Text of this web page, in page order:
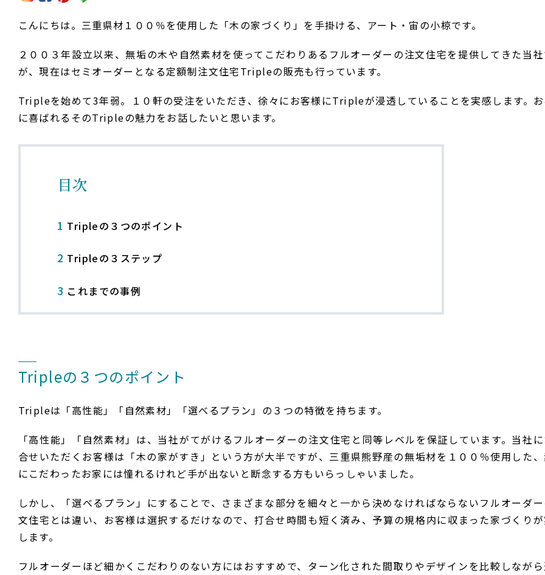
こんにちは。三重県材１００％を使用した「木の家づくり」を手掛ける、アート・宙の小椋です。
２００３年設立以来、無垢の木や自然素材を使ってこだわりあるフルオーダーの注文住宅を提供してきた当
が、現在はセミオーダーとなる定額制注文住宅Tripleの販売も行っています。
Tripleを始めて3年弱。１０軒の受注をいただき、徐々にお客様にTripleが浸透していることを実感します。
に喜ばれるそのTripleの魅力をお話したいと思います。
目次
1 Tripleの３つのポイント
2 Tripleの３ステップ
3 これまでの事例
Tripleの３つのポイント
Tripleは「高性能」「自然素材」「選べるプラン」の３つの特徴を持ちます。
「高性能」「自然素材」は、当社がてがけるフルオーダーの注文住宅と同等レベルを保証しています。当社
合せいただくお客様は「木の家がすき」という方が大半ですが、三重県熊野産の無垢材を１００％使用した
にこだわったお家には憧れるけれど手が出ないと断念する方もいらっしゃいました。
しかし、「選べるプラン」にすることで、さまざまな部分を細々と一から決めなければならないフルオーダ
文住宅とは違い、お客様は選択するだけなので、打合せ時間も短く済み、予算の規格内に収まった家づくり
します。
フルオーダーほど細かくこだわりのない方にはおすすめで、ターン化された間取りやデザインを比較しなが